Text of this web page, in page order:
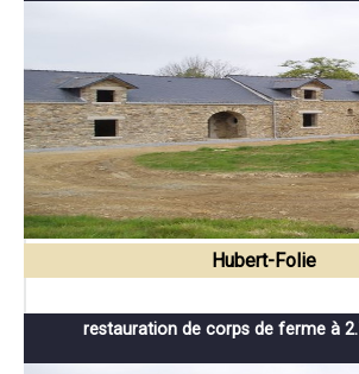
Hubert-Folie
restauration de corps de ferme à